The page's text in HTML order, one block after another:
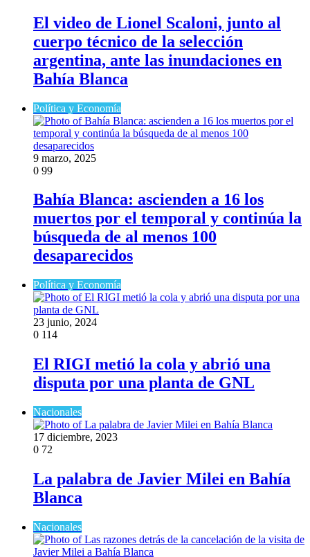
El video de Lionel Scaloni, junto al
cuerpo técnico de la selección
argentina, ante las inundaciones en
Bahía Blanca
Política y Economía
9 marzo, 2025
0 99
Bahía Blanca: ascienden a 16 los
muertos por el temporal y continúa la
búsqueda de al menos 100
desaparecidos
Política y Economía
23 junio, 2024
0 114
El RIGI metió la cola y abrió una
disputa por una planta de GNL
Nacionales
17 diciembre, 2023
0 72
La palabra de Javier Milei en Bahía
Blanca
Nacionales